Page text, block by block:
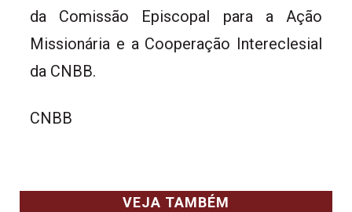
da Comissão Episcopal para a Ação
Missionária e a Cooperação Intereclesial
da CNBB.
CNBB
VEJA TAMBÉM